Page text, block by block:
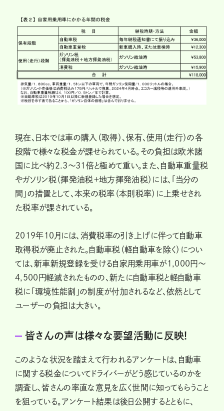
現在、日本では車の購入（取得）、保有、使用（走行）の各
段階で様々な税金が課せられている。その負担は欧米諸
国に比べ約2.3～31倍と極めて重い。また、自動車重量税
やガソリン税（揮発油税＋地方揮発油税）には、「当分の
間」の措置として、本来の税率（本則税率）に上乗せされ
た税率が課されている。
2019年10月には、消費税率の引き上げに伴って自動車
取得税が廃止された。自動車税（軽自動車を除く）につい
ては、新車新規登録を受ける自家用乗用車が1,000円～
4,500円軽減されたものの、新たに自動車税と軽自動車
税に「環境性能割」の制度が付加されるなど、依然として
ユーザーの負担は大きい。
皆さんの声は様々な要望活動に反映!
このような状況を踏まえて行われるアンケートは、自動車
に関する税金についてドライバーがどう感じているのかを
調査し、皆さんの率直な意見を広く世間に知ってもらうこと
を狙っている。アンケート結果は後日公開するとともに、